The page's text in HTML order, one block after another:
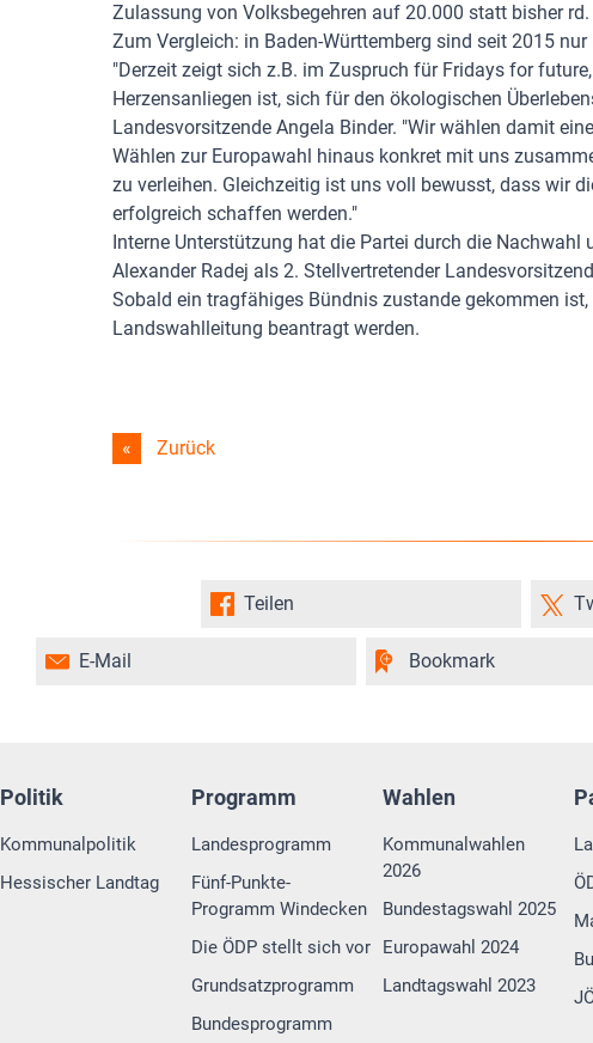
Zulassung von Volksbegehren auf 20.000 statt bisher
Zum Vergleich: in Baden-Württemberg sind seit 2015
"Derzeit zeigt sich z.B. im Zuspruch für Fridays for
Herzensanliegen ist, sich für den ökologischen
Landesvorsitzende Angela Binder. "Wir wählen damit
Wählen zur Europawahl hinaus konkret mit uns
zu verleihen. Gleichzeitig ist uns voll bewusst, dass wir
erfolgreich schaffen werden."
Interne Unterstützung hat die Partei durch die
Alexander Radej als 2. Stellvertretender
Sobald ein tragfähiges Bündnis zustande gekommen
Landswahlleitung beantragt werden.
Zurück
Teilen
E-Mail Bookmark
Politik
Kommunalpolitik
Hessischer Landtag
Programm
Landesprogramm
Fünf-Punkte-
Programm Windecken
Die ÖDP stellt sich vor
Grundsatzprogramm
Bundesprogramm
Wahlen
Kommunalwahlen
2026
Bundestagswahl 2025
Europawahl 2024
Landtagswahl 2023